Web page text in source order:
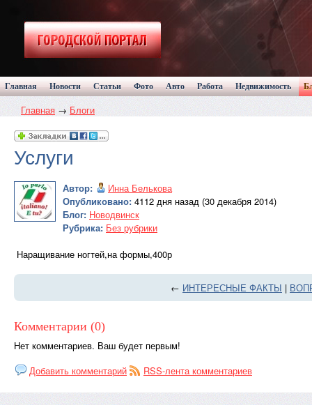
Главная Новости Статьи Фото Авто Работа Недвижимость
Главная → Блоги
Услуги
Автор:
Инна Белькова
Опубликовано: 4112 дня назад (30 декабря 2014)
Блог: Новодвинск
Рубрика: Без рубрики
Наращивание ногтей,на формы,400р
← ИНТЕРЕСНЫЕ ФАКТЫ |
Комментарии (0)
Нет комментариев. Ваш будет первым!
Добавить комментарий
RSS-лента комментариев